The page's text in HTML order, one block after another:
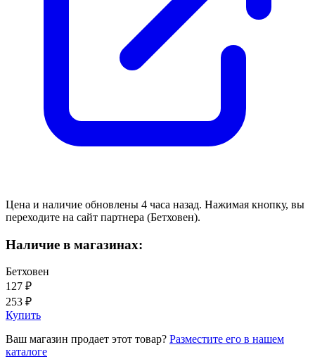
Цена и наличие обновлены 4 часа назад. Нажимая кнопку, вы
переходите на сайт партнера (Бетховен).
Наличие в магазинах:
Бетховен
127 ₽
253 ₽
Купить
Ваш магазин продает этот товар? Разместите его в нашем
каталоге